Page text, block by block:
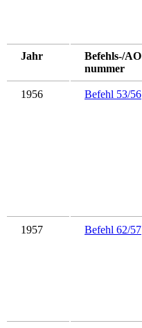
Jahr
Befehls-/AO
nummer
1956 Befehl 53/56
1957 Befehl 62/57